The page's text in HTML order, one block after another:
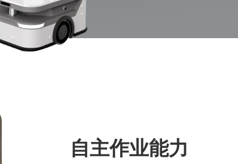
自主作业能力